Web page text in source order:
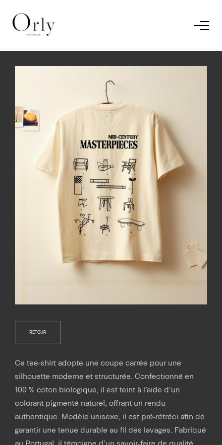
Le concept
Le vestiaire/
Restaurant
RETOUR
Ce tee-shirt adopte une coupe carrée pour une
silhouette moderne et structurée. Confectionné en
100 % coton biologique, il est teint à l’aide d’un
colorant pigmenté naturel, offrant un rendu
authentique. Modèle unisexe, il est pré-rétréci afin de
garantir une tenue durable au fil des lavages. Fabriqué
au Portugal, il témoigne d’un savoir-faire de qualité.
J'ai compris.